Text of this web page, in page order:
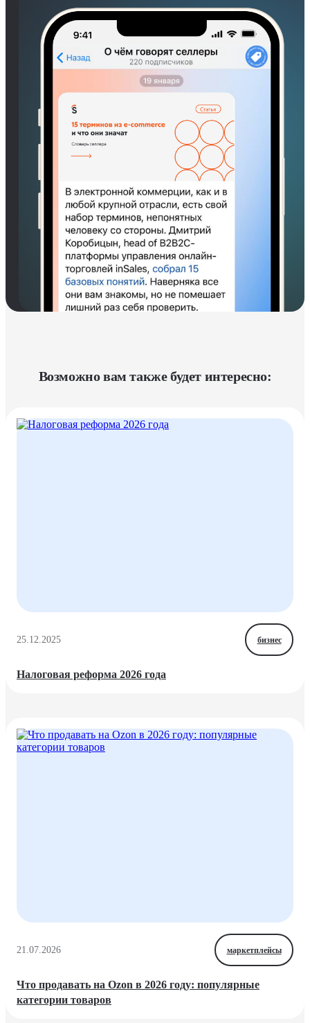
Возможно вам также будет интересно:
25.12.2025 бизнес
Налоговая реформа 2026 года
21.07.2026 маркетплейсы
Что продавать на Ozon в 2026 году: популярные
категории товаров